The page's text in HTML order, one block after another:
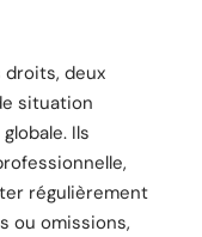
deux
situation
Ils
régulièrement
ou omissions,